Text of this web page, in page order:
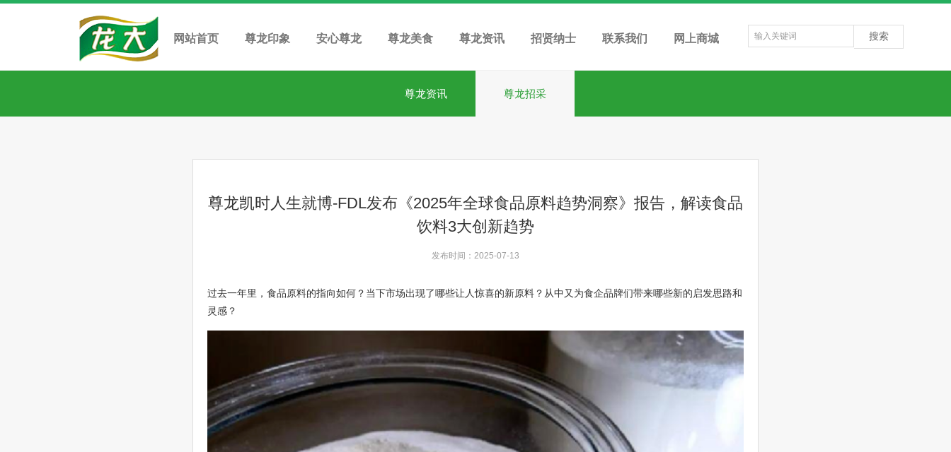
网站首页 尊龙印象 安心尊龙 尊龙美食 尊龙资讯 招贤纳士 联系我们 网上商城 搜索
尊龙资讯 尊龙招采
尊龙凯时人生就博-FDL发布《2025年全球食品原料趋势洞察》报告，解读食品
饮料3大创新趋势
发布时间：2025-07-13
过去一年里，食品原料的指向如何？当下市场出现了哪些让人惊喜的新原料？从中又为食企品牌们带来哪些新的启发思路和
灵感？